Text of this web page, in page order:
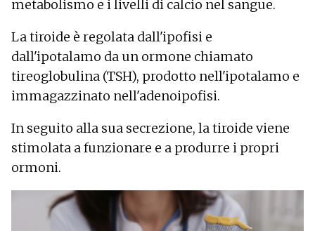
metabolismo e i livelli di calcio nel sangue.
La tiroide è regolata dall'ipofisi e
dall'ipotalamo da un ormone chiamato
tireoglobulina (TSH), prodotto nell'ipotalamo e
immagazzinato nell'adenoipofisi.
In seguito alla sua secrezione, la tiroide viene
stimolata a funzionare e a produrre i propri
ormoni.